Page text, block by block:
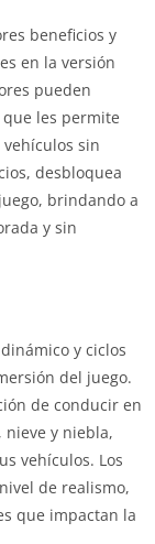
beneficios y
en la versión
pueden
les permite
sin
desbloquea
brindando a
y sin
y ciclos
del juego.
de conducir en
nieve y niebla,
vehículos. Los
de realismo,
que impactan la